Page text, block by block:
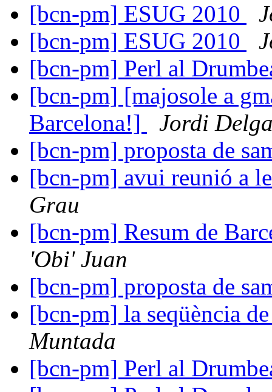
[bcn-pm] ESUG 2010
[bcn-pm] ESUG 2010
[bcn-pm] Perl al
[bcn-pm] [majosole a
Barcelona!]
Jordi
[bcn-pm] proposta de
[bcn-pm] avui reunió a
Grau
[bcn-pm] Resum de
'Obi' Juan
[bcn-pm] proposta de
[bcn-pm] la seqüència
Muntada
[bcn-pm] Perl al